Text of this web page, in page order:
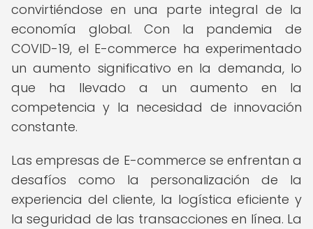
convirtiéndose en una parte integral de la
economía global. Con la pandemia de
COVID-19, el E-commerce ha experimentado
un aumento significativo en la demanda, lo
que ha llevado a un aumento en la
competencia y la necesidad de innovación
constante.
Las empresas de E-commerce se enfrentan a
desafíos como la personalización de la
experiencia del cliente, la logística eficiente y
la seguridad de las transacciones en línea. La